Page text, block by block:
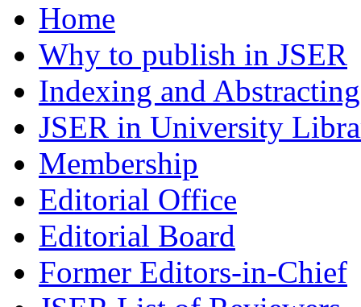
Home
Why to publish in JSER
Indexing and Abstracting
JSER in University
Membership
Editorial Office
Editorial Board
Former Editors-in-Chief